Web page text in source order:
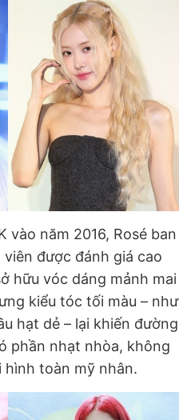
vào năm 2016, Rosé ban
được đánh giá cao
hữu vóc dáng mảnh mai
kiểu tóc tối màu – như
hạt dẻ – lại khiến đường
phần nhạt nhòa, không
toàn mỹ nhân.